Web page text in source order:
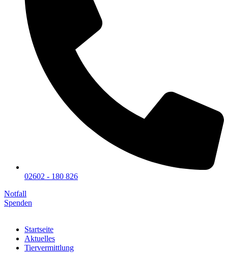
02602 - 180 826
Notfall
Spenden
Startseite
Aktuelles
Tiervermittlung